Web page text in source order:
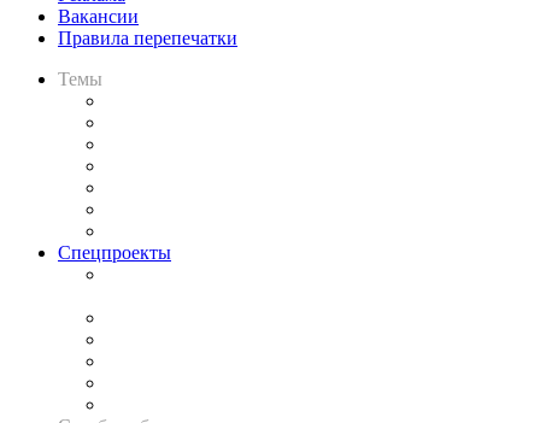
Вакансии
Правила перепечатки
Темы
Спецпроекты